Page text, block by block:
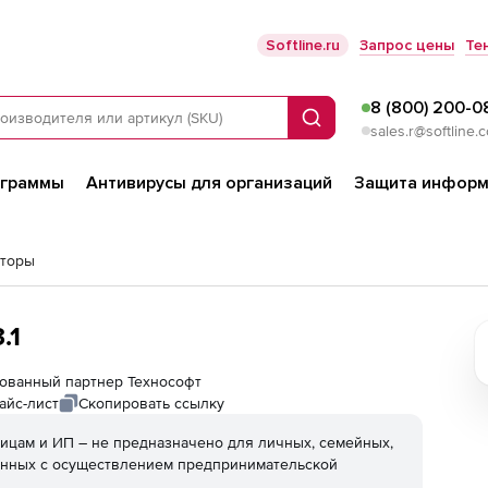
Softline.ru Запрос цены
Поиск
8 (800) 200-
Антивирусы для организаций Защита
партнер Технософт
лист
Скопировать ссылку
и ИП – не предназначено для личных, семейных,
с осуществлением предпринимательской